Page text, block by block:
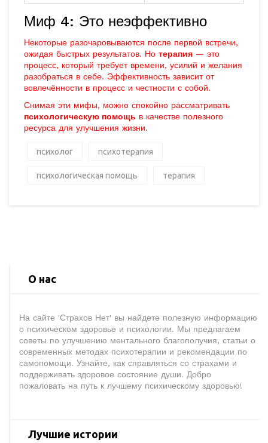
Миф 4: Это неэффективно
Некоторые разочаровываются после первой встречи,
ожидая быстрых результатов. Но терапия — это
процесс, который требует времени, усилий и желания
разобраться в себе. Эффективность зависит от
вовлечённости в процесс и честности с собой.
Снимая эти мифы, можно спокойно рассматривать
психологическую помощь в качестве полезного
ресурса для улучшения жизни.
психолог психотерапия
психологическая помощь терапия
О нас
На сайте 'Страхов Нет' вы найдете полезную информацию
о психическом здоровье и психологии. Мы предлагаем
советы по улучшению ментального благополучия, статьи о
современных методах психотерапии и рекомендации по
самопомощи. Узнайте, как справляться со страхами и
поддерживать здоровое состояние души. Добро
пожаловать на путь к лучшему психическому здоровью!
Лучшие истории